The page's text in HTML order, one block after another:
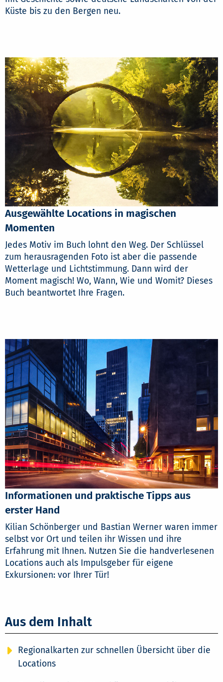
Küste bis zu den Bergen neu.
Ausgewählte Locations in magischen
Momenten
Jedes Motiv im Buch lohnt den Weg. Der Schlüssel
zum herausragenden Foto ist aber die passende
Wetterlage und Lichtstimmung. Dann wird der
Moment magisch! Wo, Wann, Wie und Womit? Dieses
Buch beantwortet Ihre Fragen.
Informationen und praktische Tipps aus
erster Hand
Kilian Schönberger und Bastian Werner waren immer
selbst vor Ort und teilen ihr Wissen und ihre
Erfahrung mit Ihnen. Nutzen Sie die handverlesenen
Locations auch als Impulsgeber für eigene
Exkursionen: vor Ihrer Tür!
Aus dem Inhalt
Regionalkarten zur schnellen Übersicht über die
Locations